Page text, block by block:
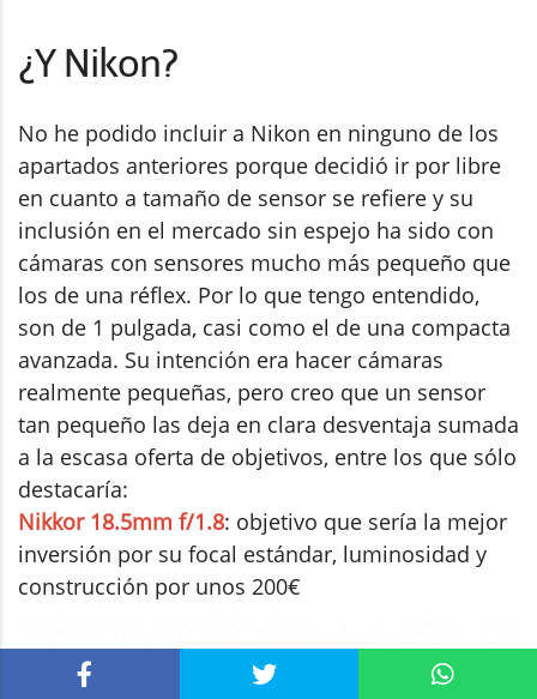
¿Y Nikon?
No he podido incluir a Nikon en ninguno de los
apartados anteriores porque decidió ir por libre
en cuanto a tamaño de sensor se refiere y su
inclusión en el mercado sin espejo ha sido con
cámaras con sensores mucho más pequeño que
los de una réflex. Por lo que tengo entendido,
son de 1 pulgada, casi como el de una compacta
avanzada. Su intención era hacer cámaras
realmente pequeñas, pero creo que un sensor
tan pequeño las deja en clara desventaja sumada
a la escasa oferta de objetivos, entre los que sólo
destacaría:
Nikkor 18.5mm f/1.8: objetivo que sería la mejor
inversión por su focal estándar, luminosidad y
construcción por unos 200€